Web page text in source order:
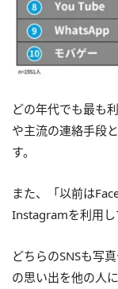
どの年代でも最も
や主流の連絡手段
す。
また、「以前は
Instagramを利用し
どちらのSNSも写
の思い出を他の人